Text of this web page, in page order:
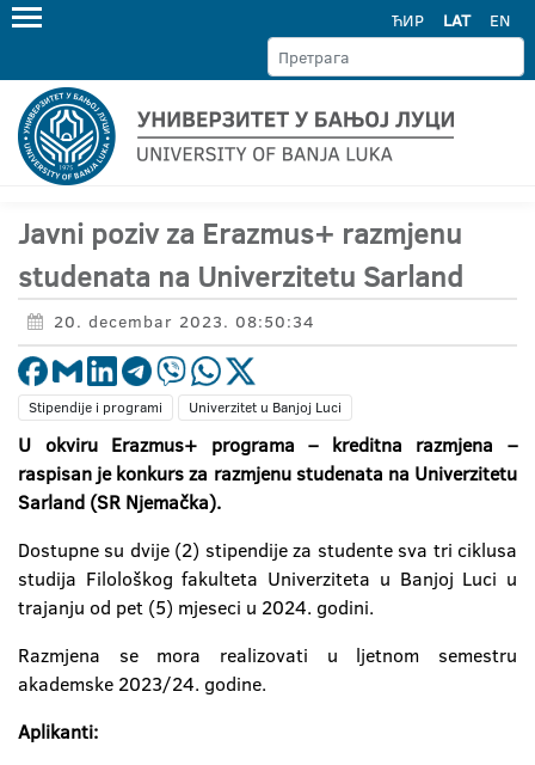
ЋИР LAT EN
Javni poziv za Erazmus+ razmjenu
studenata na Univerzitetu Sarland
20. decembar 2023. 08:50:34
Stipendije i programi Univerzitet u Banjoj Luci
U okviru Erazmus+ programa – kreditna razmjena –
raspisan je konkurs za razmjenu studenata na Univerzitetu
Sarland (SR Njemačka).
Dostupne su dvije (2) stipendije za studente sva tri ciklusa
studija Filološkog fakulteta Univerziteta u Banjoj Luci u
trajanju od pet (5) mjeseci u 2024. godini.
Razmjena se mora realizovati u ljetnom semestru
akademske 2023/24. godine.
Aplikanti: